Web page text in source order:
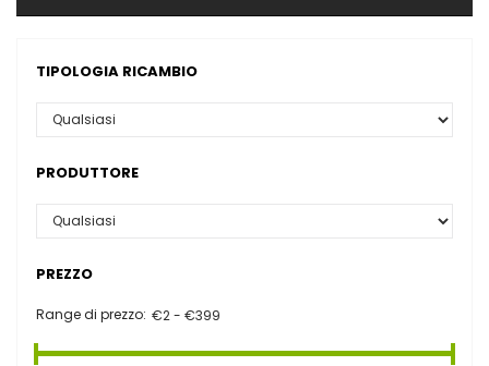
TIPOLOGIA RICAMBIO
PRODUTTORE
PREZZO
Range di prezzo: